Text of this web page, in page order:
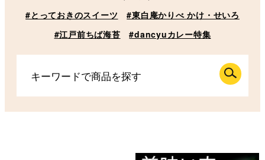
#とっておきのスイーツ
#東白庵かりべ かけ・せいろ
#江戸前ちば海苔
#dancyuカレー特集